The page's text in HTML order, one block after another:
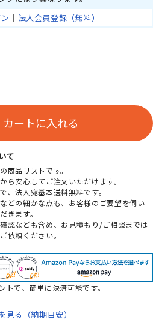
｜ 法人会員登録（無料）
カートに入れる
て
商品リストです。
ら安心してご注文いただけます。
、法人宛基本送料無料です。
どの細かな点も、お客様のご要望を伺い
きます。
認なども含め、お見積もり/ご相談までは
依頼ください。
で、簡単に決済可能です。
見る（納期目安）